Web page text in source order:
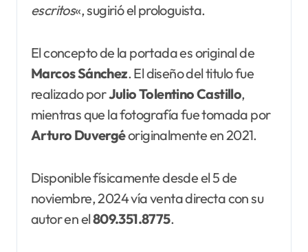
escritos«, sugirió el prologuista.
El concepto de la portada es original de
Marcos Sánchez. El diseño del titulo fue
realizado porJulio TolentinoCastillo,
mientras que la fotografía fue tomada por
Arturo Duvergéoriginalmente en 2021.
Disponible físicamente desde el 5 de
noviembre, 2024 vía venta directa con su
autor en el809.351.8775.